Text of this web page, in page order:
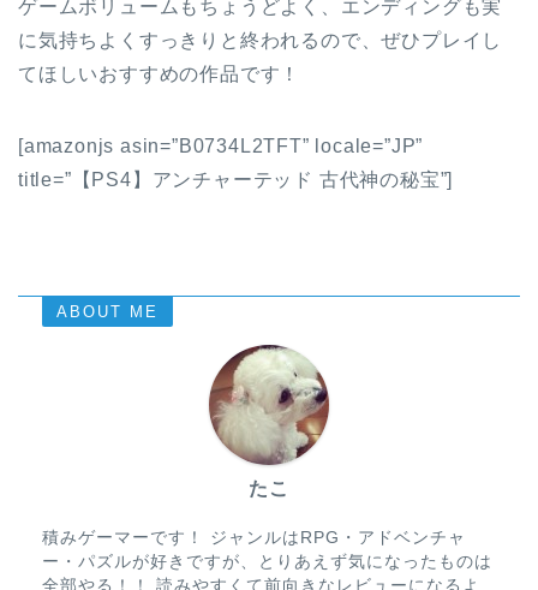
ゲームボリュームもちょうどよく、エンディングも実
に気持ちよくすっきりと終われるので、ぜひプレイし
てほしいおすすめの作品です！
[amazonjs asin=”B0734L2TFT” locale=”JP”
title=”【PS4】アンチャーテッド 古代神の秘宝”]
ABOUT ME
たこ
積みゲーマーです！ ジャンルはRPG・アドベンチャ
ー・パズルが好きですが、とりあえず気になったものは
全部やる！！ 読みやすくて前向きなレビューになるよ